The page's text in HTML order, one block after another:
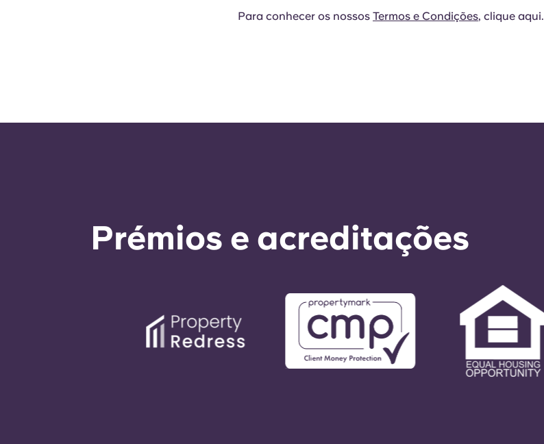
Para conhecer os nossos Termos e Condições, clique aqui.
Prémios e acreditações